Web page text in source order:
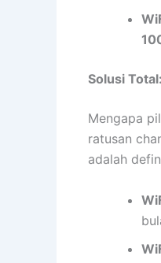
Solusi
Mengapa
ratusan
adalah